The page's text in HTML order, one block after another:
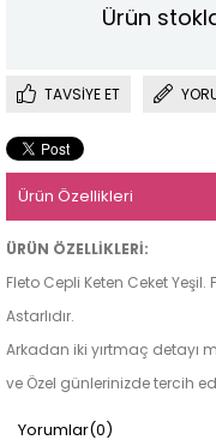
Ürün
TAVSIYE ET
Ürün Özellikleri
ÜRÜN ÖZELLİKLERİ:
Fleto Cepli Keten Ceket
Astarlıdır.
Arkadan iki yırtmaç detayı
ve Özel günlerinizde tercih
Yorumlar(0)